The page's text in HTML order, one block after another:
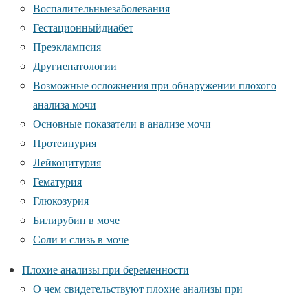
Воспалительныезаболевания
Гестационныйдиабет
Преэклампсия
Другиепатологии
Возможные осложнения при обнаружении плохого
анализа мочи
Основные показатели в анализе мочи
Протеинурия
Лейкоцитурия
Гематурия
Глюкозурия
Билирубин в моче
Соли и слизь в моче
Плохие анализы при беременности
О чем свидетельствуют плохие анализы при